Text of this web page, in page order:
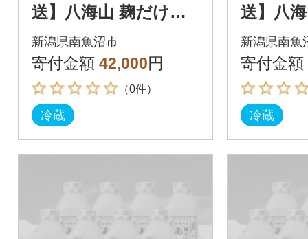
送】八海山 麹だけで
つくったあまさけ(82
5g×12本)
新潟県南魚沼市
寄付金額 42,000円
（0件）
冷蔵
送】八
つくっ
5g×12本
新潟県南魚
寄付金額
冷蔵